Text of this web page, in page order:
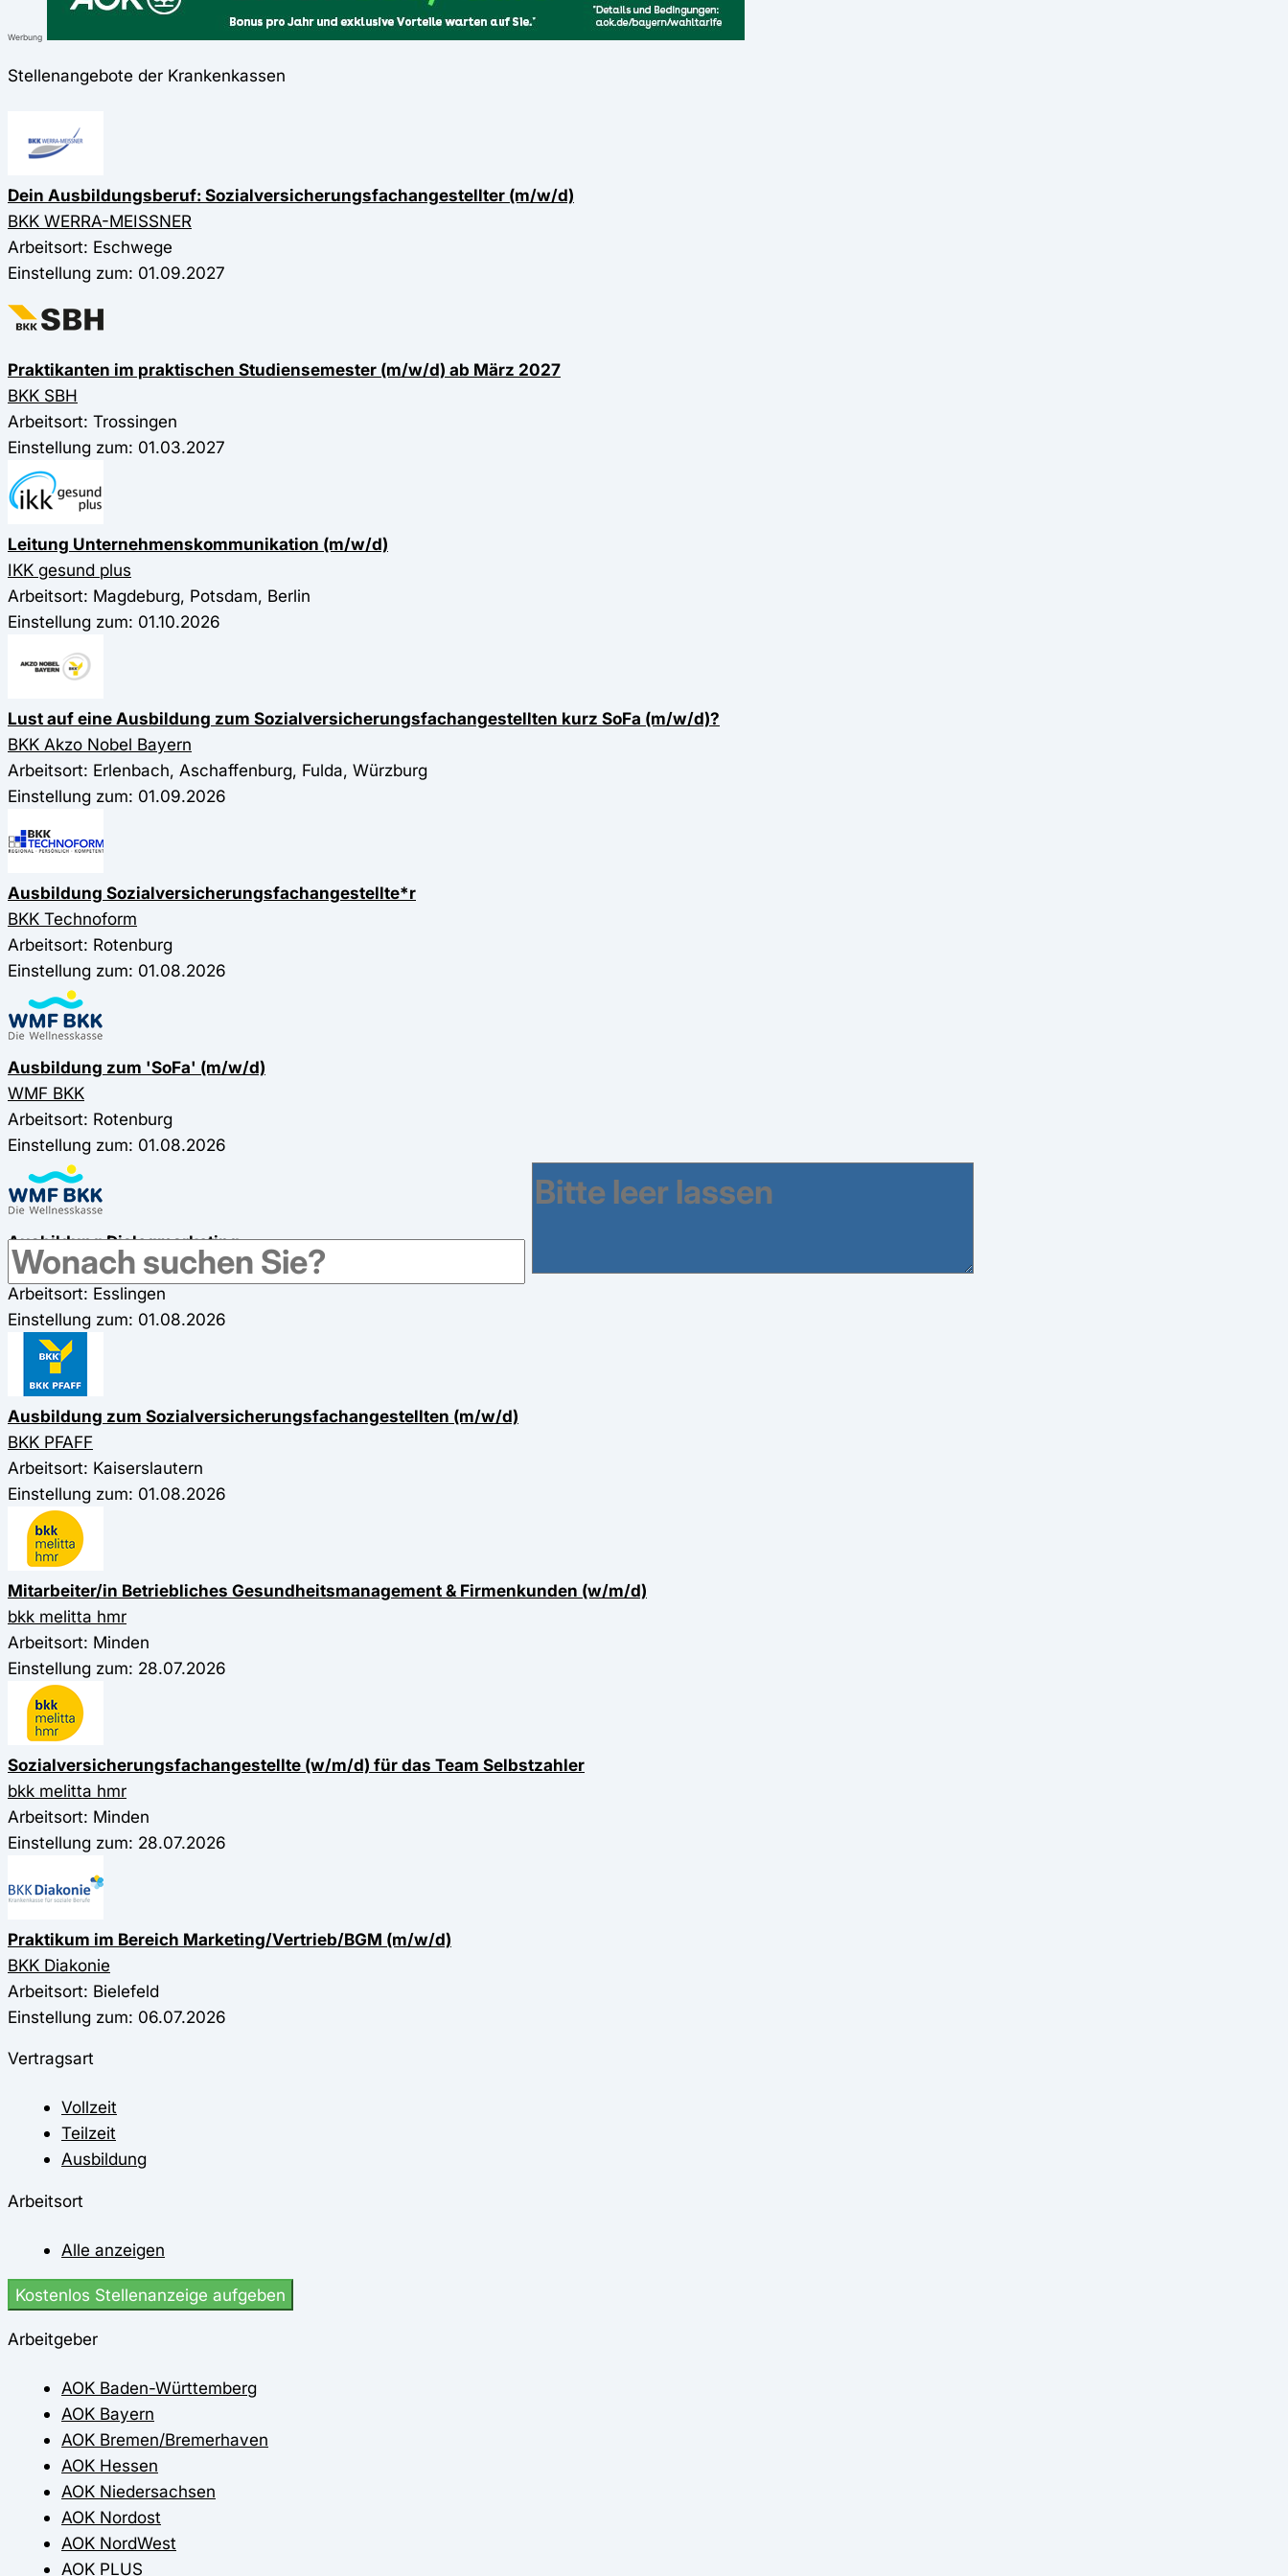
Werbung
Stellenangebote der Krankenkassen
Dein Ausbildungsberuf: Sozialversicherungsfachangestellter (m/w/d)
BKK WERRA-MEISSNER
Arbeitsort: Eschwege
Einstellung zum: 01.09.2027
Praktikanten im praktischen Studiensemester (m/w/d) ab März 2027
BKK SBH
Arbeitsort: Trossingen
Einstellung zum: 01.03.2027
Leitung Unternehmenskommunikation (m/w/d)
IKK gesund plus
Arbeitsort: Magdeburg, Potsdam, Berlin
Einstellung zum: 01.10.2026
Lust auf eine Ausbildung zum Sozialversicherungsfachangestellten kurz SoFa (m/w/d)?
BKK Akzo Nobel Bayern
Arbeitsort: Erlenbach, Aschaffenburg, Fulda, Würzburg
Einstellung zum: 01.09.2026
Ausbildung Sozialversicherungsfachangestellte*r
BKK Technoform
Arbeitsort: Rotenburg
Einstellung zum: 01.08.2026
Ausbildung zum 'SoFa' (m/w/d)
WMF BKK
Arbeitsort: Rotenburg
Einstellung zum: 01.08.2026
Ausbildung Dialogmarketing
WMF BKK
Arbeitsort: Esslingen
Einstellung zum: 01.08.2026
Ausbildung zum Sozialversicherungsfachangestellten (m/w/d)
BKK PFAFF
Arbeitsort: Kaiserslautern
Einstellung zum: 01.08.2026
Mitarbeiter/in Betriebliches Gesundheitsmanagement & Firmenkunden (w/m/d)
bkk melitta hmr
Arbeitsort: Minden
Einstellung zum: 28.07.2026
Sozialversicherungsfachangestellte (w/m/d) für das Team Selbstzahler
bkk melitta hmr
Arbeitsort: Minden
Einstellung zum: 28.07.2026
Praktikum im Bereich Marketing/Vertrieb/BGM (m/w/d)
BKK Diakonie
Arbeitsort: Bielefeld
Einstellung zum: 06.07.2026
Vertragsart
Vollzeit
Teilzeit
Ausbildung
Arbeitsort
Alle anzeigen
Kostenlos Stellenanzeige aufgeben
Arbeitgeber
AOK Baden-Württemberg
AOK Bayern
AOK Bremen/Bremerhaven
AOK Hessen
AOK Niedersachsen
AOK Nordost
AOK NordWest
AOK PLUS